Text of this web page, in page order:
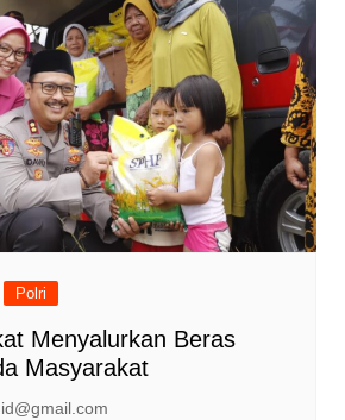
Polri
Menyalurkan Beras
Masyarakat